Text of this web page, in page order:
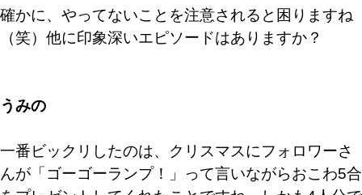
確かに、やってないことを注意されると困りますね
（笑）他に印象深いエピソードはありますか？
うみの
一番ビックリしたのは、クリスマスにフォロワーさ
んが「ゴーゴーランプ！」って言いながらおこわ5合